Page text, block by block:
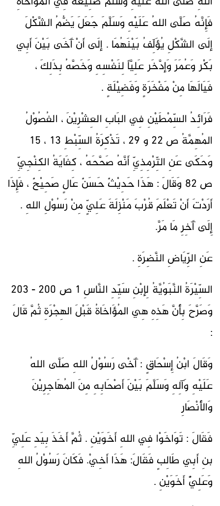
فَإِنَّهُ صَلَّى اللهُ عَلَيْهِ وَسَلَّمَ جَعَلَ يَضُّمُ الشَّكْلَ
إلَى الشَّكْلِ يُؤَلِّفُ بَيْنَهُمَا . إلَى أَنْ آَخَى بَيْنَ أَبِي
بَكْر وَعُمَرَ وَإدَّخَر عَلِيَّاً لِنَفْسِهِ وَخَصَّهُ بِذَلِكَ ،
فَيَالَهَا مِنْ مَفْخَرَةٍ وَفَضِيْلَةٍ .
فَرَائِدُ السِّمْطَيْنِ فِي البَابِ العِشْرِيْنَ ، الفُصُوْلُ
المُهِمَّةُ ص 22 و 29 ، تَذْكِرَةُ السِّبْطِ 13 ، 15
وَحَكَى عَنِ التِّرْمِذِيِّ أَنَّهُ صَحَّحَهُ ، كِفَايَةُ الكِنْجِيِّ
ص 82 وَقَالَ : هَذَا حَدِيْثٌ حَسَنٌ عَالٍ صَحِيْحٌ ، فَإِذَا
أَرَدْتَ أَنْ تَعْلَمَ قُرْبَ مَنْزِلَةَ عَلِيٍّ مِنْ رَسُوْلِ اللهِ .
إِلَى آَخِرِ مَا مَرَّ.
عَنِ الرِّيَاضِ النَّضِرَةِ .
السِّيْرَةُ النَّبَوُيَّةُ لِإبْنِ سَيِّدِ النَّاسِ 1 ص 200 - 203
وَصَرَّحَ بِأَنَّ هَذِهِ هِي المُؤَاخَاةُ قَبْلَ الهِجْرَةِ ثُمَّ قَالَ
:
وَقَالَ ابْنُ إِسْحَاقٍ : آَخْى رَسُوْلُ اللهِ صَلَّى اللهُ
عَلَيْهِ وَآلِهِ وَسَلَّمَ بَيْنَ أَصْحَابِهِ مِنَ المُهَاجِرِيْنَ
وَالأَنْصَارِ
فَقَالَ : تَوَاخَوْا فِي اللهِ أَخَوَيْنِ . ثُمَّ أَخَذَ بِيَدِ عَلِيِّ
بنِ أَبِي طَالِبٍ فَقَالَ: هَذَا أَخِيْ. فَكَانَ رَسُوْلُ اللهِ
وَعَلِيٌّ أَخَوَيْنِ .